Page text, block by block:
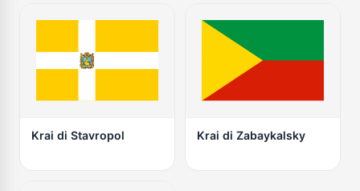
Krai di Stavropol Krai di Zabaykalsky